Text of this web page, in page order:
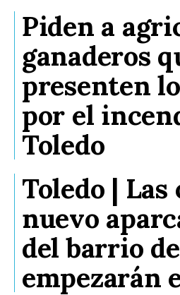
Piden a
ganaderos
presenten
por el
Toledo
Toledo | Las
nuevo
del barrio
empezarán